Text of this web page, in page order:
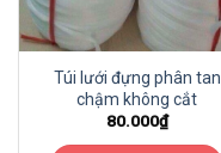
Túi lưới đựng phân tan
chậm không cắt
80.000₫